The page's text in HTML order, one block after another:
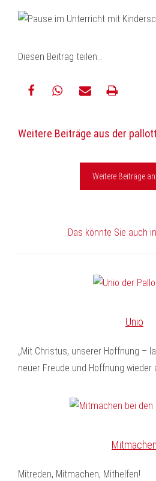
Diesen Beitrag teilen…
Mail
Weitere Beiträge aus der
Weitere Beiträge
Das könnte Sie auch
Unio
„Mit Christus, unserer Hoffnung –
neuer Freude und Hoffnung wieder
Mitmachen
Mitreden, Mitmachen, Mithelfen!